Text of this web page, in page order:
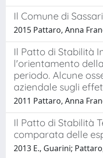
Il Comune di Sassari
2015 Pattaro, Anna
Il Patto di Stabilità
l'orientamento
periodo. Alcune
aziendale sugli
2011 Pattaro, Anna
Il Patto di Stabilità
comparata delle
2013 E., Guarini;